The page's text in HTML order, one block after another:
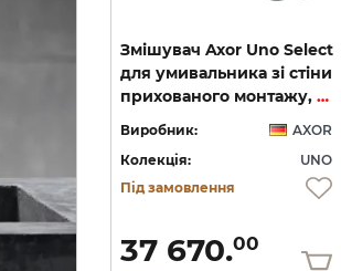
Змішувач Axor Uno Select
для умивальника зі стіни
прихованого монтажу, вилив 165 мм, Chrome 45112000
Виробник:
AXOR
Колекція:
UNO
Під замовлення
37 670.00